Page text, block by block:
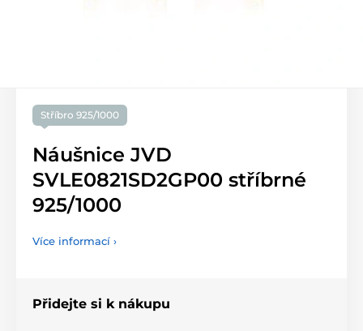
Stříbro 925/1000
Náušnice JVD
SVLE0821SD2GP00 stříbrné
925/1000
Více informací ›
Přidejte si k nákupu